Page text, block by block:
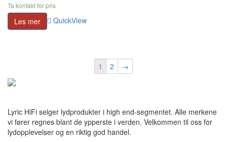
Ta kontakt for pris
Les mer QuickView
1 2 →
Lyric HiFi selger lydprodukter i high end-segmentet. Alle merkene
vi fører regnes blant de ypperste i verden. Velkommen til oss for
lydopplevelser og en riktig god handel.